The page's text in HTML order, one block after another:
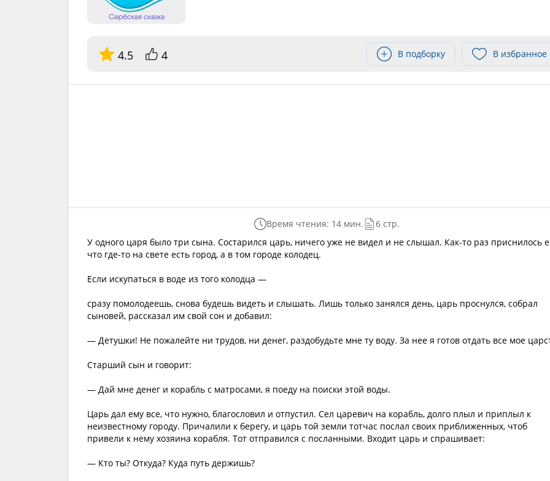
4.5 4 В подборку В избранное
Время чтения: 14 мин.
6 стр.
У одного царя было три сына. Состарился царь, ничего уже не видел и не слышал. Как-то раз приснилось
что где-то на свете есть город, а в том городе колодец.
Если искупаться в воде из того колодца —
сразу помолодеешь, снова будешь видеть и слышать. Лишь только занялся день, царь проснулся, собрал
сыновей, рассказал им свой сон и добавил:
— Детушки! Не пожалейте ни трудов, ни денег, раздобудьте мне ту воду. За нее я готов отдать все мое
Старший сын и говорит:
— Дай мне денег и корабль с матросами, я поеду на поиски этой воды.
Царь дал ему все, что нужно, благословил и отпустил. Сел царевич на корабль, долго плыл и приплыл к
неизвестному городу. Причалили к берегу, и царь той земли тотчас послал своих приближенных, чтоб
привели к нему хозяина корабля. Тот отправился с посланными. Входит царь и спрашивает:
— Кто ты? Откуда? Куда путь держишь?